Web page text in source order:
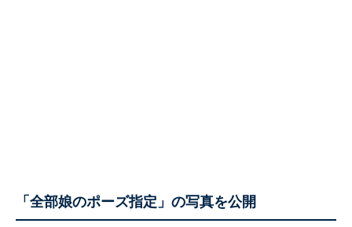
「全部娘のポーズ指定」の写真を公開